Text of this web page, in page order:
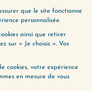
un
aider à
qui
à vos
moment.